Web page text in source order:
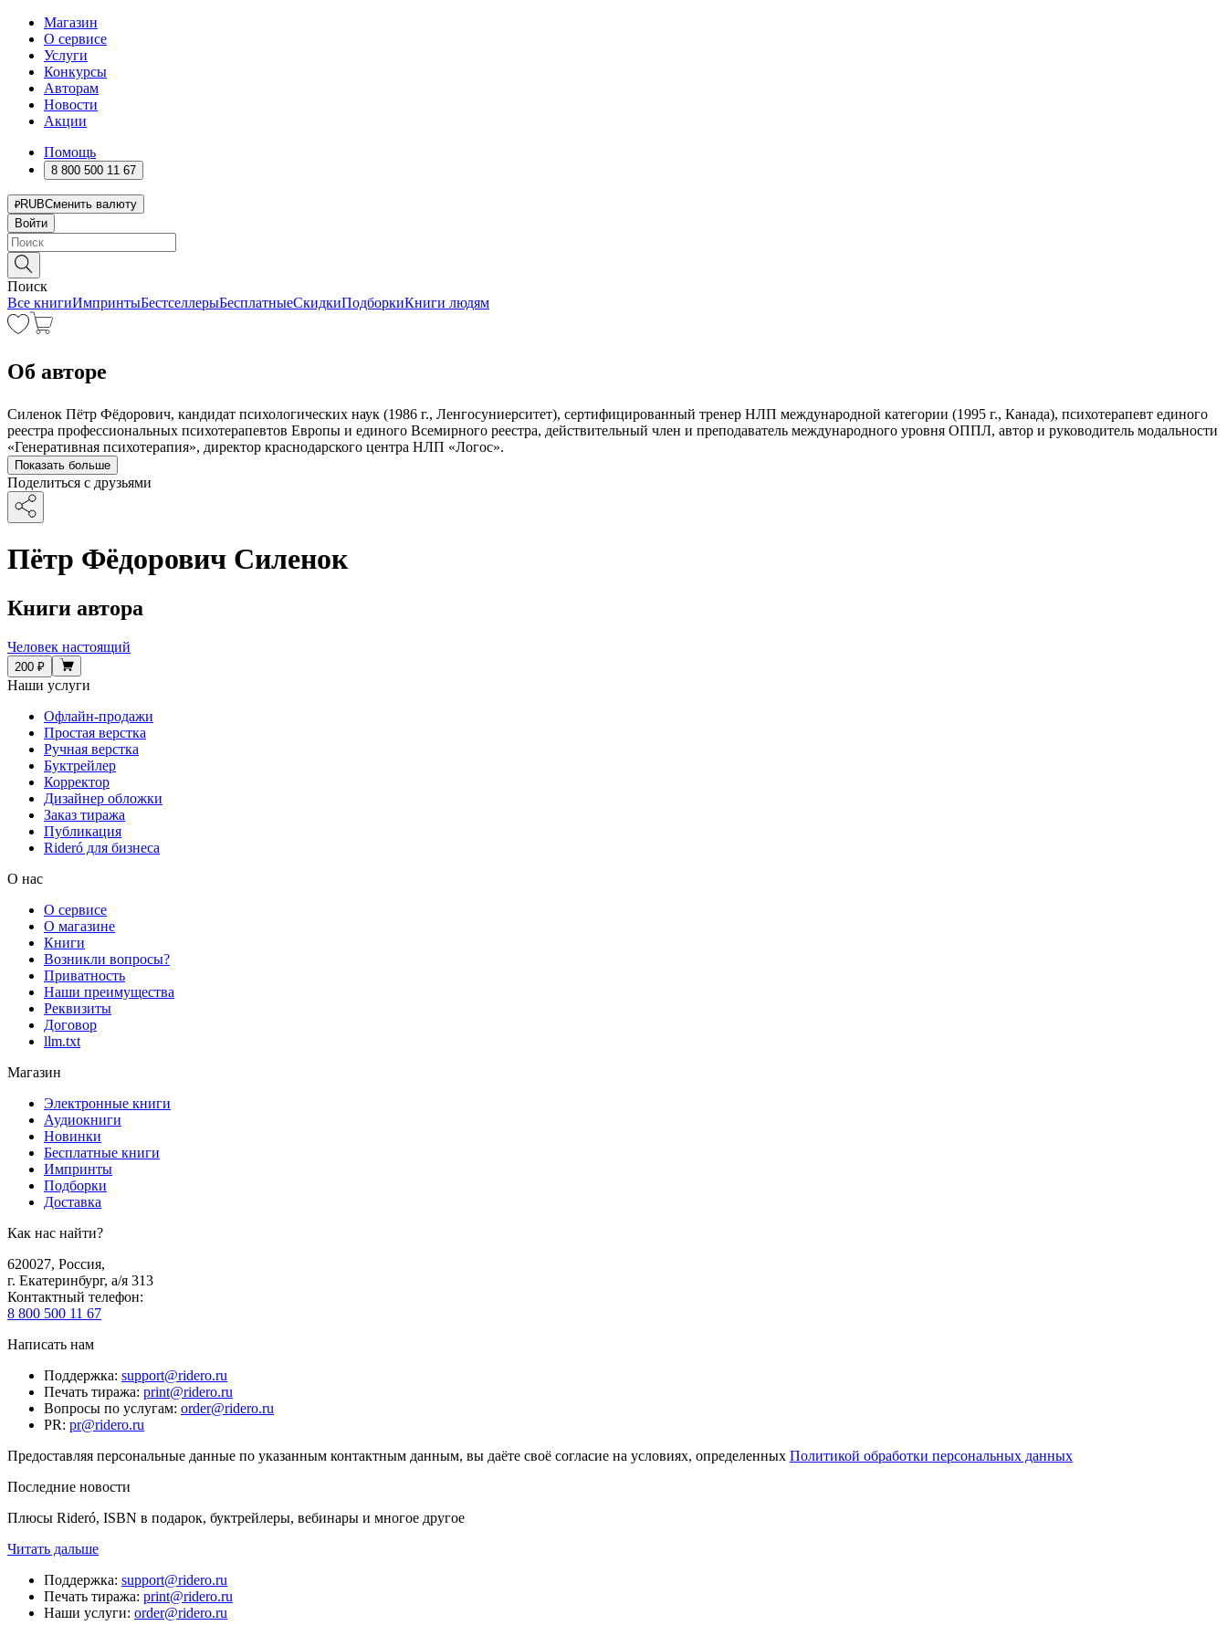
Магазин
О сервисе
Услуги
Конкурсы
Авторам
Новости
Акции
Помощь
8 800 500 11 67
RUBСменить валюту
Войти
Поиск
Все книгиИмпринтыБестселлерыБесплатныеСкидкиПодборкиКниги людям
Об авторе
Силенок Пётр Фёдорович, кандидат психологических наук (1986 г., Ленгосуниерситет), сертифицированный тренер НЛП международной категории (1995 г., Канада), психотерапевт единого
реестра профессиональных психотерапевтов Европы и единого Всемирного реестра, действительный член и преподаватель международного уровня ОППЛ, автор и руководитель модальности
«Генеративная психотерапия», директор краснодарского центра НЛП «Логос».
Показать больше
Поделиться с друзьями
Пётр Фёдорович Силенок
Книги автора
Человек настоящий
200 ₽
Наши услуги
Офлайн-продажи
Простая верстка
Ручная верстка
Буктрейлер
Корректор
Дизайнер обложки
Заказ тиража
Публикация
Rideró для бизнеса
О нас
О сервисе
О магазине
Книги
Возникли вопросы?
Приватность
Наши преимущества
Реквизиты
Договор
llm.txt
Магазин
Электронные книги
Аудиокниги
Новинки
Бесплатные книги
Импринты
Подборки
Доставка
Как нас найти?
620027, Россия,
г. Екатеринбург, а/я 313
Контактный телефон:
8 800 500 11 67
Написать нам
Поддержка: support@ridero.ru
Печать тиража: print@ridero.ru
Вопросы по услугам: order@ridero.ru
PR: pr@ridero.ru
Предоставляя персональные данные по указанным контактным данным, вы даёте своё согласие на условиях, определенных Политикой обработки персональных данных
Последние новости
Плюсы Rideró, ISBN в подарок, буктрейлеры, вебинары и многое другое
Читать дальше
Поддержка: support@ridero.ru
Печать тиража: print@ridero.ru
Наши услуги: order@ridero.ru